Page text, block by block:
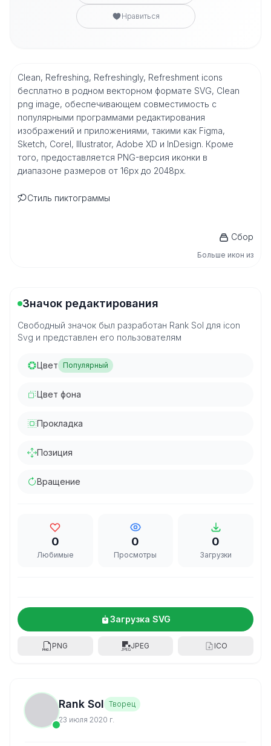
Нравиться
Clean, Refreshing, Refreshingly, Refreshment icons
бесплатно в родном векторном формате SVG, Clean
png image, обеспечивающем совместимость с
популярными программами редактирования
изображений и приложениями, такими как Figma,
Sketch, Corel, Illustrator, Adobe XD и InDesign. Кроме
того, предоставляется PNG-версия иконки в
диапазоне размеров от 16px до 2048px.
Стиль пиктограммы
Сбор
Больше икон из
Значок редактирования
Свободный значок был разработан Rank Sol для icon
Svg и представлен его пользователям
Цвет Популярный
Цвет фона
Прокладка
Позиция
Вращение
0
Любимые
0
Просмотры
0
Загрузки
Загрузка SVG
PNG JPEG ICO
Rank Sol Творец
23 июля 2020 г.